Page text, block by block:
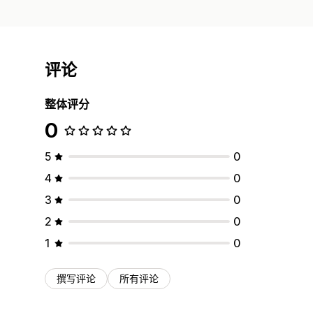
评论
整体评分
0
5
0
4
0
3
0
2
0
1
0
撰写评论 所有评论